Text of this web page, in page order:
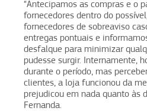
“Antecipamos as compras e o
fornecedores dentro do
fornecedores de sobreaviso
entregas pontuais e
desfalque para minimizar
pudesse surgir. Internamente,
durante o período, mas
clientes, a loja funcionou da
prejudicou em nada quanto às
Fernanda.